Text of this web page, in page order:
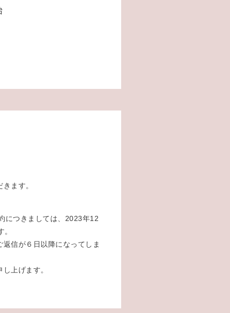
ます。
につきましては、2023年12
信が６日以降になってしま
上げます。